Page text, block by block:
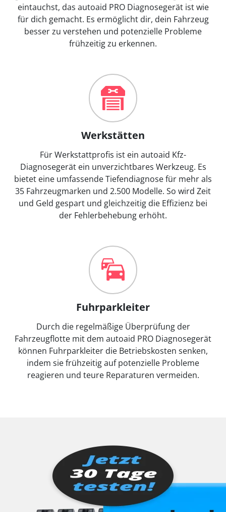
eintauchst, das autoaid PRO Diagnosegerät ist wie
für dich gemacht. Es ermöglicht dir, dein Fahrzeug
besser zu verstehen und potenzielle Probleme
frühzeitig zu erkennen.
Werkstätten
Für Werkstattprofis ist ein autoaid Kfz-
Diagnosegerät ein unverzichtbares Werkzeug. Es
bietet eine umfassende Tiefendiagnose für mehr als
35 Fahrzeugmarken und 2.500 Modelle. So wird Zeit
und Geld gespart und gleichzeitig die Effizienz bei
der Fehlerbehebung erhöht.
Fuhrparkleiter
Durch die regelmäßige Überprüfung der
Fahrzeugflotte mit dem autoaid PRO Diagnosegerät
können Fuhrparkleiter die Betriebskosten senken,
indem sie frühzeitig auf potenzielle Probleme
reagieren und teure Reparaturen vermeiden.